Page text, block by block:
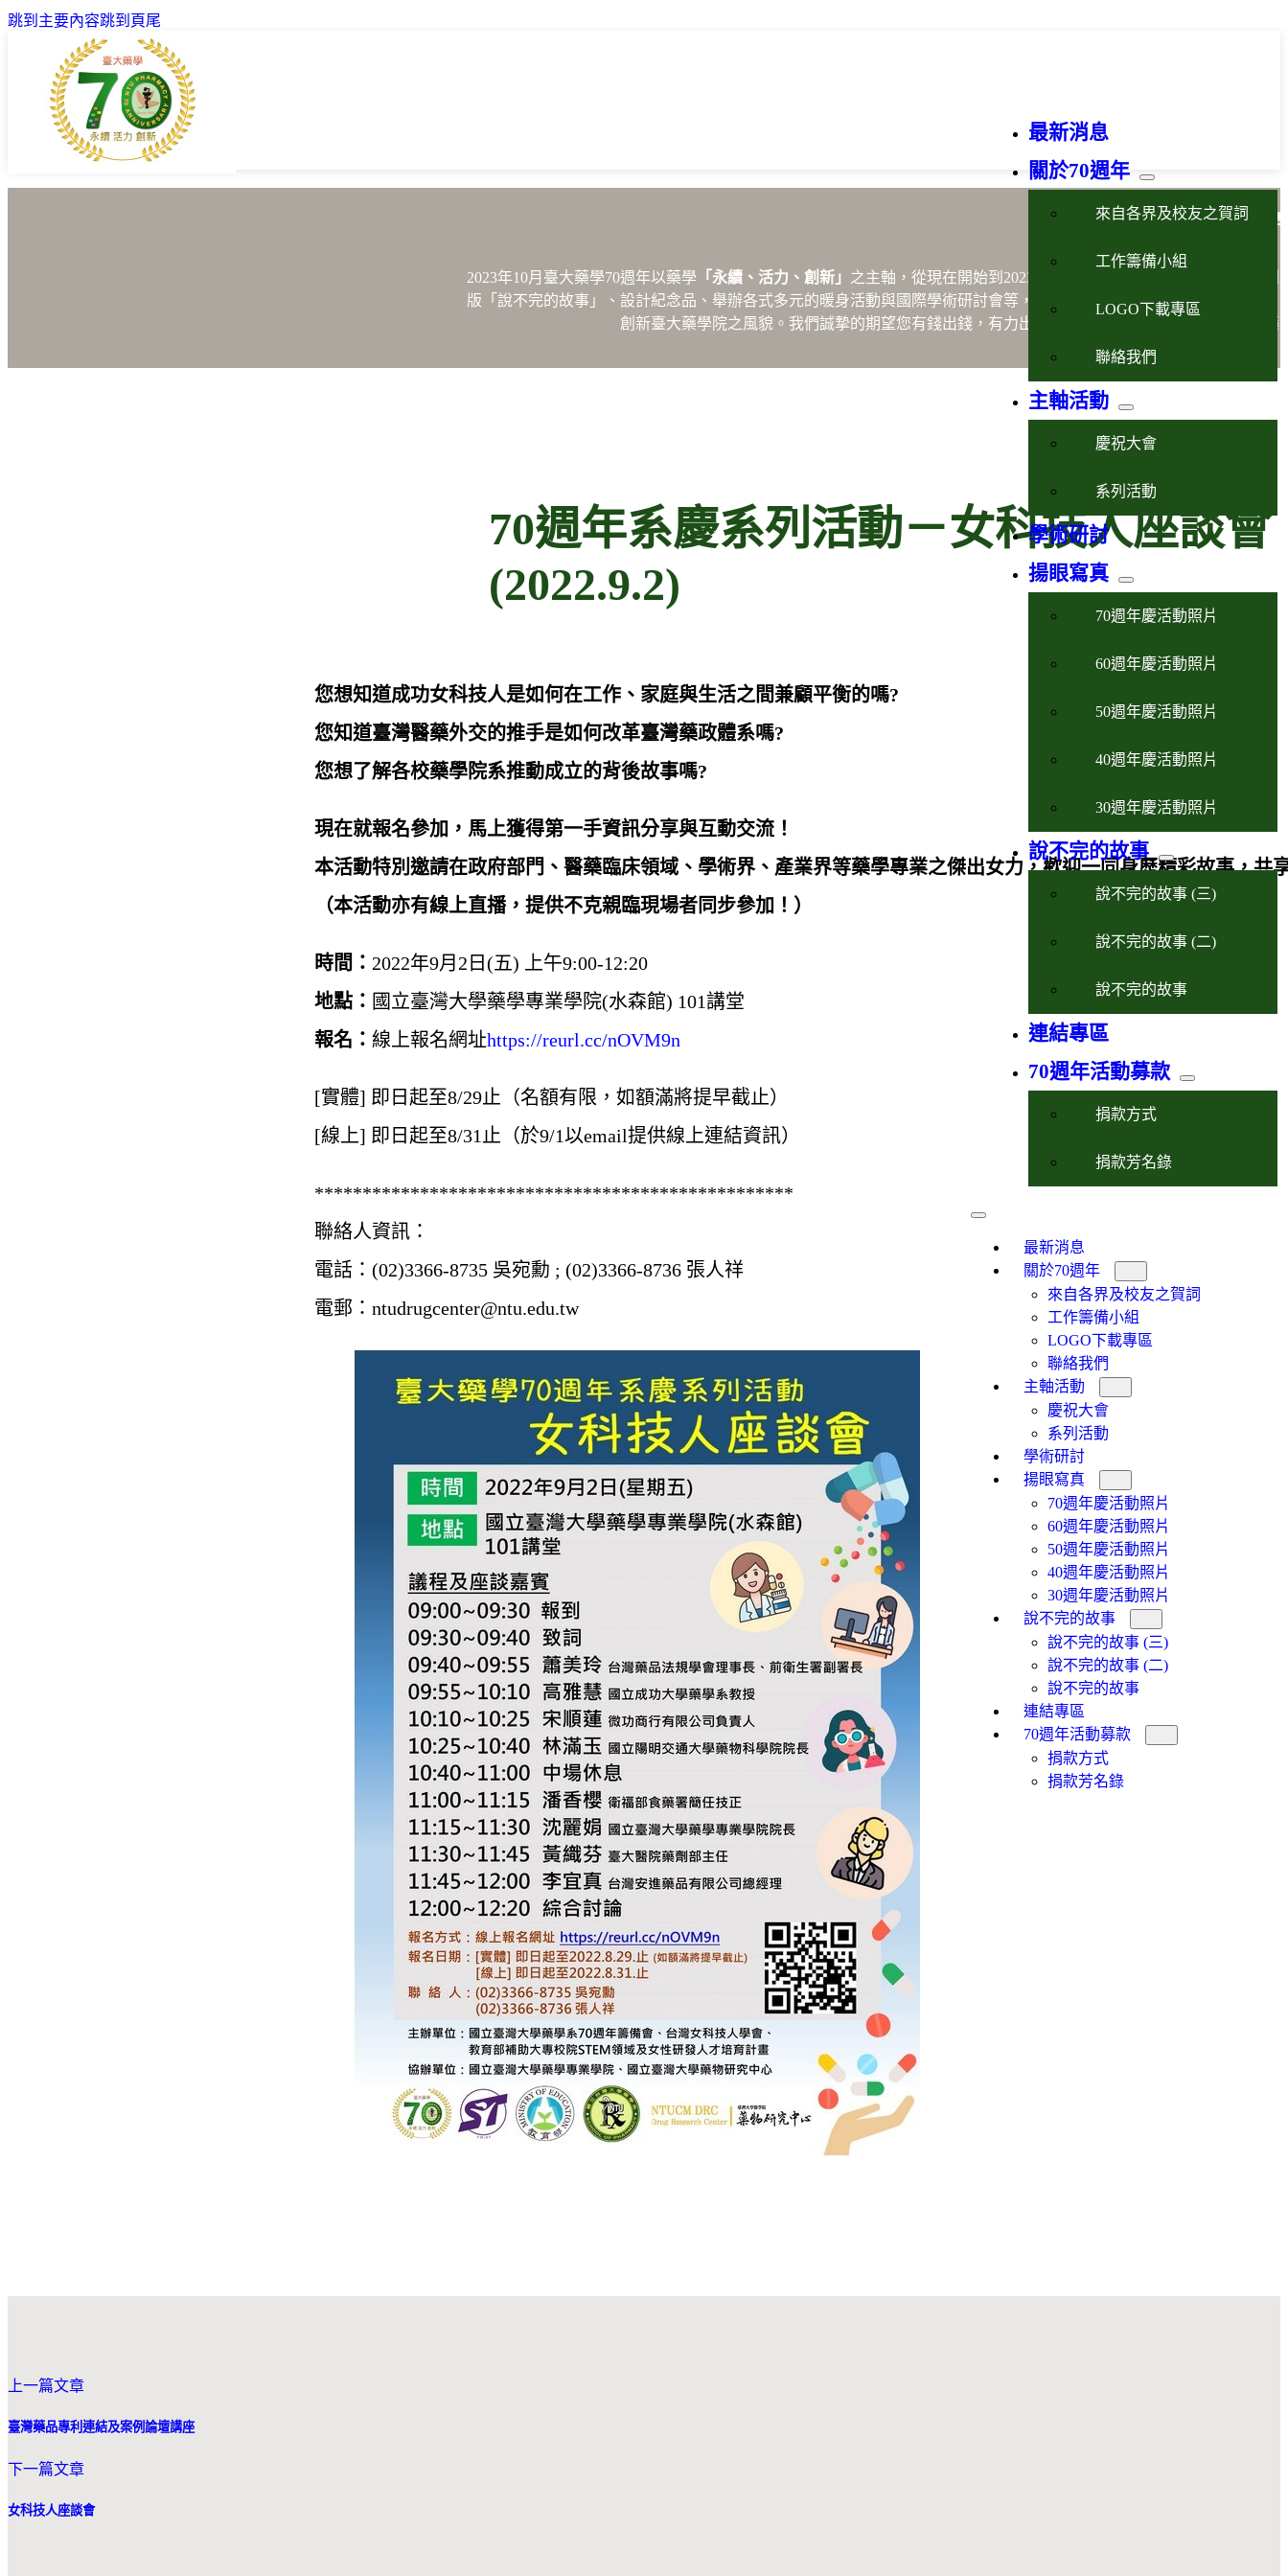
跳到主要內容跳到頁尾
最新消息
關於70週年
來自各界及校友之賀詞
工作籌備小組
LOGO下載專區
聯絡我們
主軸活動
慶祝大會
系列活動
學術研討
揚眼寫真
70週年慶活動照片
60週年慶活動照片
50週年慶活動照片
40週年慶活動照片
30週年慶活動照片
說不完的故事
說不完的故事 (三)
說不完的故事 (二)
說不完的故事
連結專區
70週年活動募款
捐款方式
捐款芳名錄
最新消息
關於70週年
來自各界及校友之賀詞
工作籌備小組
LOGO下載專區
聯絡我們
主軸活動
慶祝大會
系列活動
學術研討
揚眼寫真
70週年慶活動照片
60週年慶活動照片
50週年慶活動照片
40週年慶活動照片
30週年慶活動照片
說不完的故事
說不完的故事 (三)
說不完的故事 (二)
說不完的故事
連結專區
70週年活動募款
捐款方式
捐款芳名錄
藥
2023年10月臺大藥學70週年以藥學 「永續、活力、創新」 之主軸，從現在開始到2023年10月21日的慶祝晚會將進行一系列
版「說不完的故事」、設計紀念品、舉辦各式多元的暖身活動與國際學術研討會等，以嶄新之形式展現永續臺大藥學魂、
創新臺大藥學院之風貌。我們誠摯的期望您有錢出錢，有力出力，一起支持及參與屬於我們臺大藥
70週年系慶系列活動－女科技人座談會
(2022.9.2)
您想知道成功女科技人是如何在工作、家庭與生活之間兼顧平衡的嗎?
您知道臺灣醫藥外交的推手是如何改革臺灣藥政體系嗎?
您想了解各校藥學院系推動成立的背後故事嗎?
現在就報名參加，馬上獲得第一手資訊分享與互動交流！
本活動特別邀請在政府部門、醫藥臨床領域、學術界、產業界等藥學專業之傑出女力，歡迎一同身歷精彩故事，共
（本活動亦有線上直播，提供不克親臨現場者同步參加！）
時間： 2022年9月2日(五) 上午9:00-12:20
地點： 國立臺灣大學藥學專業學院(水森館) 101講堂
報名： 線上報名網址https://reurl.cc/nOVM9n
[實體] 即日起至8/29止（名額有限，如額滿將提早截止）
[線上] 即日起至8/31止（於9/1以email提供線上連結資訊）
**************************************************
聯絡人資訊：
電話：(02)3366-8735 吳宛勳 ; (02)3366-8736 張人祥
電郵：ntudrugcenter@ntu.edu.tw
上一篇文章
臺灣藥品專利連結及案例論壇講座
下一篇文章
女科技人座談會